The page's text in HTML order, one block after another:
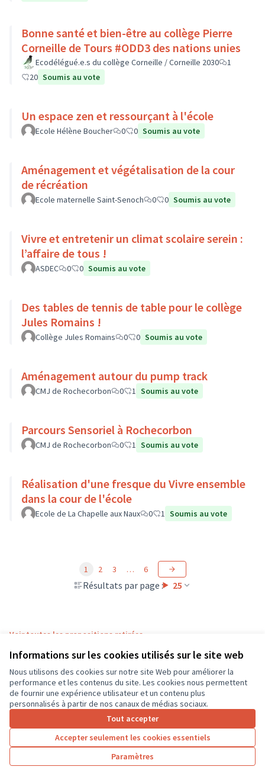
Informations sur les cookies utilisés sur le site web
Nous utilisons des cookies sur notre site Web pour améliorer la
performance et les contenus du site. Les cookies nous permettent
de fournir une expérience utilisateur et un contenu plus
personnalisés à partir de nos canaux de médias sociaux.
Tout accepter
Accepter seulement les cookies essentiels
Paramètres
Bonne santé et bien-être au collège Pierre
Corneille de Tours #ODD3 des nations unies
Ecodélégué.e.s du collège Corneille / Corneille 2030
1
20 Soumis au vote
Un espace zen et ressourçant à l'école
Ecole Hélène Boucher 0 0 Soumis au vote
Aménagement et végétalisation de la cour
de récréation
Ecole maternelle Saint-Senoch 0 0 Soumis au vote
Vivre et entretenir un climat scolaire serein :
l’affaire de tous !
ASDEC 0 0 Soumis au vote
Des tables de tennis de table pour le collège
Jules Romains !
Collège Jules Romains 0 0 Soumis au vote
Aménagement autour du pump track
CMJ de Rochecorbon 0 1 Soumis au vote
Parcours Sensoriel à Rochecorbon
CMJ de Rochecorbon 0 1 Soumis au vote
Réalisation d'une fresque du Vivre ensemble
dans la cour de l'école
Ecole de La Chapelle aux Naux 0 1 Soumis au vote
Résultats par page : 25
1 2 3 … 6
Voir toutes les propositions retirées
Conditions d'utilisation
Paramètres des cookies
CD37 sur X
(Lien externe)
CD37 sur Facebook
CD37 sur Instagram
CD37 sur YouTube
(Lien externe)
Site réalisé grâce aulogiciel libre Decidim .
Licence
(Lien